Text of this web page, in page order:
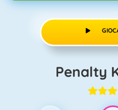
Penalty